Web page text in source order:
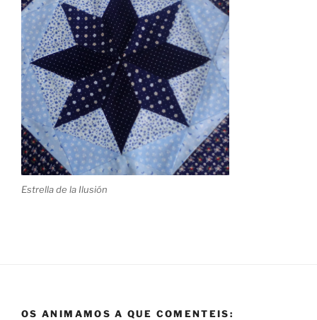
Estrella de la Ilusión
OS ANIMAMOS A QUE COMENTEIS: